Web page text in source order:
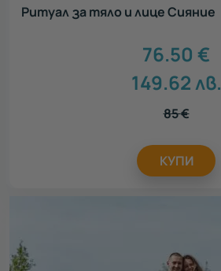
Ритуал за тяло и лице Сияние
76.50 €
149.62лв.
85€
КУПИ